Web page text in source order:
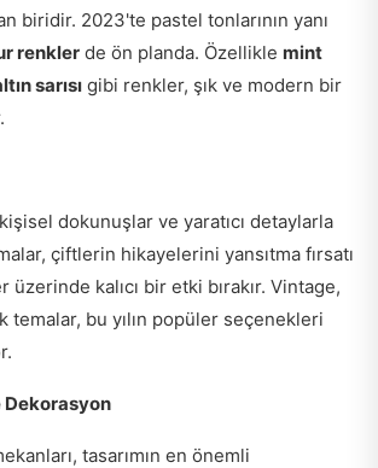
biridir. 2023'te pastel tonlarının yanı
renkler de ön planda. Özellikle mint
sarısı gibi renkler, şık ve modern bir
dokunuşlar ve yaratıcı detaylarla
çiftlerin hikayelerini yansıtma fırsatı
üzerinde kalıcı bir etki bırakır. Vintage,
temalar, bu yılın popüler seçenekleri
Dekorasyon
tasarımın en önemli